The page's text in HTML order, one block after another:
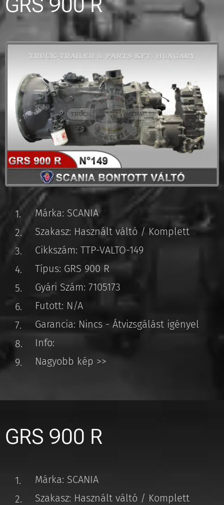
Márka: SCANIA
Szakasz: Használt váltó / Komplett
Cikkszám: TTP-VALTO-149
Típus: GRS 900 R
Gyári Szám: 7105173
Futott: N/A
Garancia: Nincs - Átvizsgálást igényel
Info:
Nagyobb kép >>
GRS 900 R
Márka: SCANIA
Szakasz: Használt váltó / Komplett